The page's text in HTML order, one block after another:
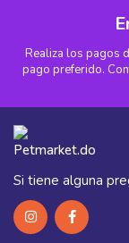
Realiza los pagos
pago preferido.
Si tiene alguna